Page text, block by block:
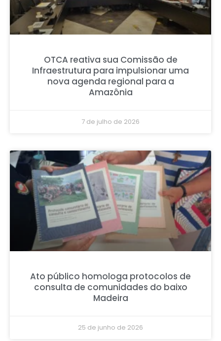
OTCA reativa sua Comissão de
Infraestrutura para impulsionar uma
nova agenda regional para a
Amazônia
7 de julho de 2026
Ato público homologa protocolos de
consulta de comunidades do baixo
Madeira
25 de junho de 2026